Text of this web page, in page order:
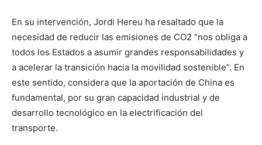
En su intervención, Jordi Hereu ha resaltado que la
necesidad de reducir las emisiones de CO2 “nos obliga a
todos los Estados a asumir grandes responsabilidades y
a acelerar la transición hacia la movilidad sostenible”. En
este sentido, considera que la aportación de China es
fundamental, por su gran capacidad industrial y de
desarrollo tecnológico en la electrificación del
transporte.